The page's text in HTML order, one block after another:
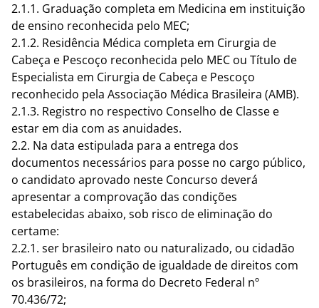
2.1.1. Graduação completa em Medicina em instituição
de ensino reconhecida pelo MEC;
2.1.2. Residência Médica completa em Cirurgia de
Cabeça e Pescoço reconhecida pelo MEC ou Título de
Especialista em Cirurgia de Cabeça e Pescoço
reconhecido pela Associação Médica Brasileira (AMB).
2.1.3. Registro no respectivo Conselho de Classe e
estar em dia com as anuidades.
2.2. Na data estipulada para a entrega dos
documentos necessários para posse no cargo público,
o candidato aprovado neste Concurso deverá
apresentar a comprovação das condições
estabelecidas abaixo, sob risco de eliminação do
certame:
2.2.1. ser brasileiro nato ou naturalizado, ou cidadão
Português em condição de igualdade de direitos com
os brasileiros, na forma do Decreto Federal nº
70.436/72;